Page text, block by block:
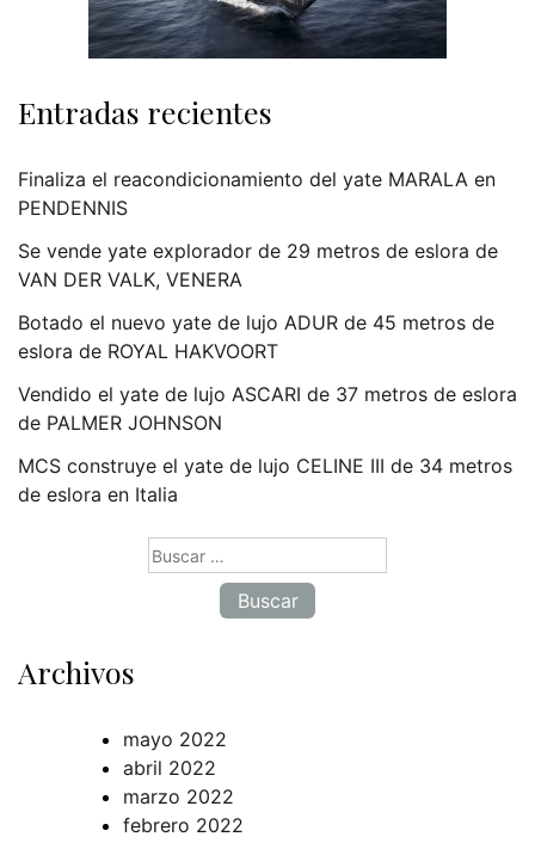
Entradas recientes
Finaliza el reacondicionamiento del yate MARALA en
PENDENNIS
Se vende yate explorador de 29 metros de eslora de
VAN DER VALK, VENERA
Botado el nuevo yate de lujo ADUR de 45 metros de
eslora de ROYAL HAKVOORT
Vendido el yate de lujo ASCARI de 37 metros de eslora
de PALMER JOHNSON
MCS construye el yate de lujo CELINE III de 34 metros
de eslora en Italia
Archivos
mayo 2022
abril 2022
marzo 2022
febrero 2022